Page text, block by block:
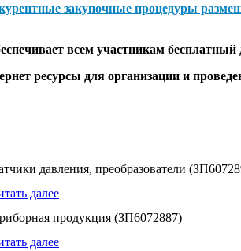
закупочные процедуры
всем участникам
ресурсы для организации и
давления, преобразователи
далее
продукция (ЗП6072887)
далее